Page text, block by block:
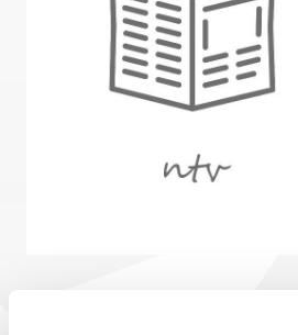
Das Nachrichtenportal ntv